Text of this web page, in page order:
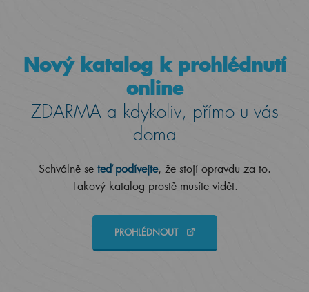
Nový katalog k prohlédnutí
online
ZDARMA a kdykoliv, přímo u vás
doma
Schválně se teď podívejte, že stojí opravdu za to.
Takový katalog prostě musíte vidět.
PROHLÉDNOUT